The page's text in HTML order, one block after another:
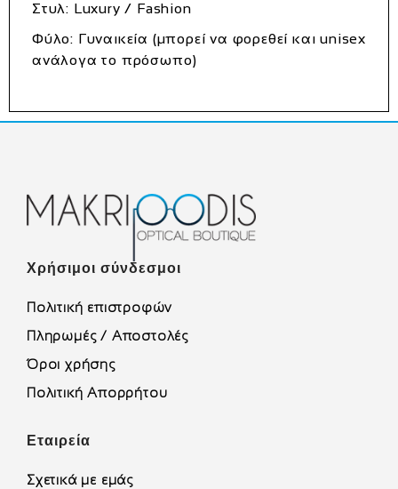
Στυλ: Luxury / Fashion
Φύλο: Γυναικεία (μπορεί να φορεθεί και unisex
ανάλογα το πρόσωπο)
Χρήσιμοι σύνδεσμοι
Πολιτική επιστροφών
Πληρωμές / Αποστολές
Όροι χρήσης
Πολιτική Απορρήτου
Εταιρεία
Σχετικά με εμάς